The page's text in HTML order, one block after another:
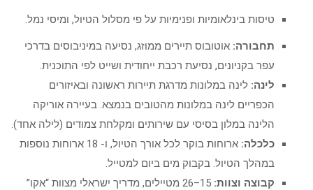
טיסות בינלאומיות ופנימיות על פי מסלול הטיול, ומיסי נמל.
תחבורה: אוטובוס תיירים ממוזג, נסיעה במיניבוסים בדרכי
עפר בקניונים, נסיעת רכבת ייחודית ושייט לפי התוכנית.
לינה: לינה במלונות מדרגת תיירות ראשונה ובאיזורים
הכפריים לינה במלונות מהטובים בנמצא. בעיירה אוריקה
הלינה במלון בסיסי עם שירותים ומקלחת צמודים (לילה אחד).
כלכלה:
ארוחות בוקר לכל אורך הטיול, ו- 18 ארוחות נוספות
במהלך הטיול. בקבוק מים ביום למטייל.
קבוצה וצוות:
15–26 מטיילים, מדריך ישראלי מצוות “אקו”